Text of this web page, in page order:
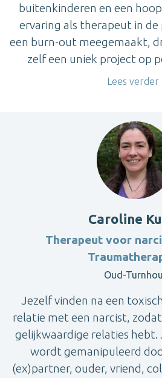
buitenkinderen en een
ervaring als therapeut in de
een burn-out meegemaakt,
zelf een uniek project op
Lees verder
Caroline
Therapeut voor
Oud-
Jezelf vinden na een
relatie met een narcist,
gelijkwaardige relaties hebt.
wordt gemanipuleerd
(ex)partner, ouder, vriend,